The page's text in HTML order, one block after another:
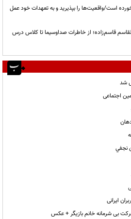
است/واقعیت‌ها را بپذیرید و به تعهدات خود عمل
قاسم‌زاده؛ از خاطرات صداوسیما تا کلاس درس
شد
اجتماعی
نجفي
بی شرمانه خانم بازیگر + عکس